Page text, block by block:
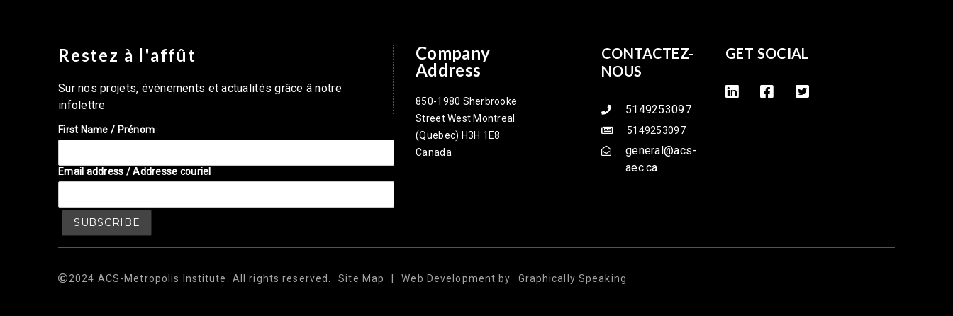
Restez à l'affût
Sur nos projets, événements et actualités grâce â notre
infolettre
First Name / Prénom
Email address / Addresse couriel
Company
Address
850-1980 Sherbrooke
Street West Montreal
(Quebec) H3H 1E8
Canada
CONTACTEZ-
NOUS
5149253097
5149253097
general@acs-
aec.ca
GET SOCIAL
2024 ACS-Metropolis Institute. All rights reserved. Site Map Web Development by Graphically Speaking